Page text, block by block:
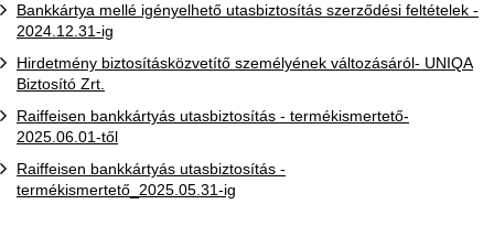
Bankkártya mellé igényelhető utasbiztosítás szerződési feltételek -
2024.12.31-ig
Hirdetmény biztosításközvetítő személyének változásáról- UNIQA
Biztosító Zrt.
Raiffeisen bankkártyás utasbiztosítás - termékismertető-
2025.06.01-től
Raiffeisen bankkártyás utasbiztosítás -
termékismertető_2025.05.31-ig